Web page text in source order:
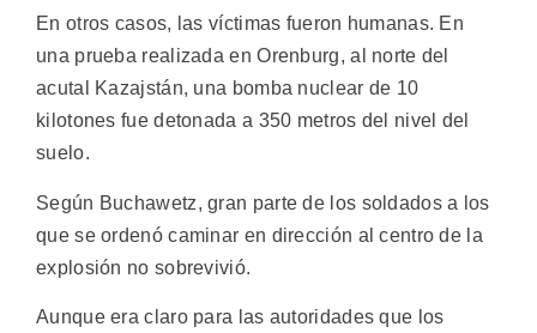
En otros casos, las víctimas fueron humanas. En
una prueba realizada en Orenburg, al norte del
acutal Kazajstán, una bomba nuclear de 10
kilotones fue detonada a 350 metros del nivel del
suelo.
Según Buchawetz, gran parte de los soldados a los
que se ordenó caminar en dirección al centro de la
explosión no sobrevivió.
Aunque era claro para las autoridades que los